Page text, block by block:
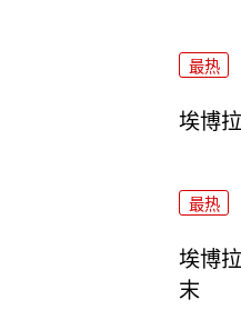
最热
埃博
最热
埃博
末